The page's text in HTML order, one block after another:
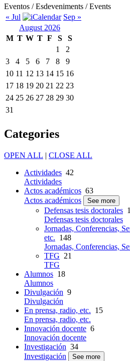
Eventos / Esdeveniments / Events
« Jul
Sep »
August 2026
M T W T F S
S
1
2
3
4 5 6 7 8
9
10 11 12 13 14 15 16
17 18 19 20 21 22 23
24 25 26 27 28 29 30
31
Categories
OPEN ALL | CLOSE ALL
Actividades 42
Actividades
Actos académicos 63
Actos académicos
See more
Defensas tesis doctorales
Defensas tesis doctorales
Jornadas, Conferencias,
etc. 148
Jornadas, Conferencias,
TFG 21
TFG
Alumnos 18
Alumnos
Divulgación 9
Divulgación
En prensa, radio, etc. 15
En prensa, radio, etc.
Innovación docente 6
Innovación docente
Investigación 34
Investigación
See more